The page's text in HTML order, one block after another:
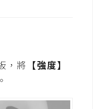
，將 【強度】